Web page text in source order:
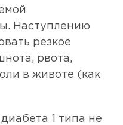
Наступлению
резкое
рвота,
в животе (как
1 типа не